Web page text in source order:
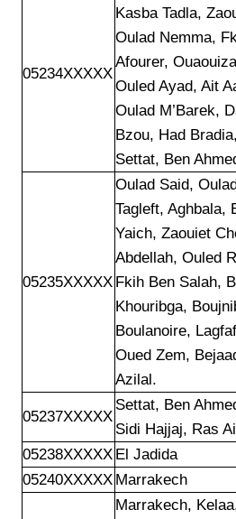
05234XXXXX
Kasba Tadla,
Oulad Nemma,
Afourer,
Ouled Ayad, Ait
Oulad M’Barek,
Bzou, Had
Settat, Ben
05235XXXXX
Oulad Said,
Tagleft, Aghbala,
Yaich, Zaouiet
Abdellah, Ouled
Fkih Ben Salah,
Khouribga,
Boulanoire,
Oued Zem,
Azilal.
05237XXXXX
Settat, Ben
Sidi Hajjaj, Ras
05238XXXXX El Jadida
05240XXXXX Marrakech
Marrakech,